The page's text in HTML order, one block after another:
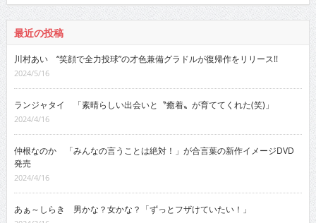
最近の投稿
川村あい “笑顔で全力投球”の才色兼備グラドルが復帰作をリリース!!
2024/5/16
ランジャタイ 「素晴らしい出会いと〝癒着〟が育ててくれた(笑)」
2024/4/16
仲根なのか 「みんなの言うことは絶対！」が合言葉の新作イメージDVD
発売
2024/4/16
あぁ～しらき 男かな？女かな？「ずっとフザけていたい！」